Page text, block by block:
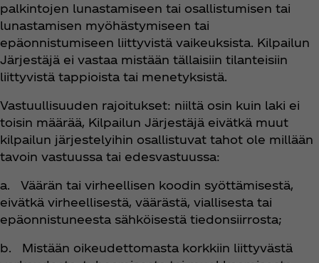
palkintojen lunastamiseen tai osallistumisen tai
lunastamisen myöhästymiseen tai
epäonnistumiseen liittyvistä vaikeuksista. Kilpailun
Järjestäjä ei vastaa mistään tällaisiin tilanteisiin
liittyvistä tappioista tai menetyksistä.
Vastuullisuuden rajoitukset: niiltä osin kuin laki ei
toisin määrää, Kilpailun Järjestäjä eivätkä muut
kilpailun järjestelyihin osallistuvat tahot ole millään
tavoin vastuussa tai edesvastuussa:
a. Väärän tai virheellisen koodin syöttämisestä,
eivätkä virheellisestä, väärästä, viallisesta tai
epäonnistuneesta sähköisestä tiedonsiirrosta;
b. Mistään oikeudettomasta korkkiin liittyvästä